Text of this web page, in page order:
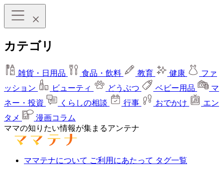
カテゴリ
雑貨・日用品 食品・飲料 教育 健康
ファ
ッション
ビューティ どうぶつ ベビー用品
マ
ネー・投資
くらしの相談 行事 おでかけ
エン
タメ
漫画コラム
ママの知りたい情報が集まるアンテナ
ママテナについて ご利用にあたって タグ一覧